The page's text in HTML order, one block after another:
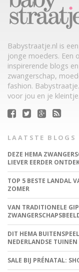
Babystraatje.nl is
jonge moeders. Een
inspirerende blogs
zwangerschap,
fashion.
voor jou en je kleintje.
LAATSTE BLOGS
DEZE HEMA
LIEVER EERDER
TOP 5 BESTE LANDAL
ZOMER
VAN TRADITIONELE
DIT HEMA
NEDERLANDSE TUINEN
SALE BIJ PRÉNATAL: